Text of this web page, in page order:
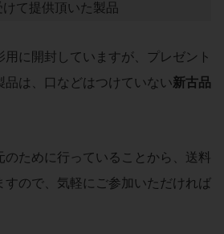
て提供頂いた製品
用に開封していますが、プレゼント
品は、口などはつけていない新古品
のために行っていることから、送料
すので、気軽にご参加いただければ